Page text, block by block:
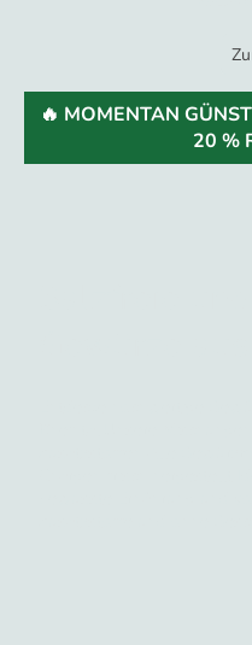
🔥 MOMENTAN
20 %